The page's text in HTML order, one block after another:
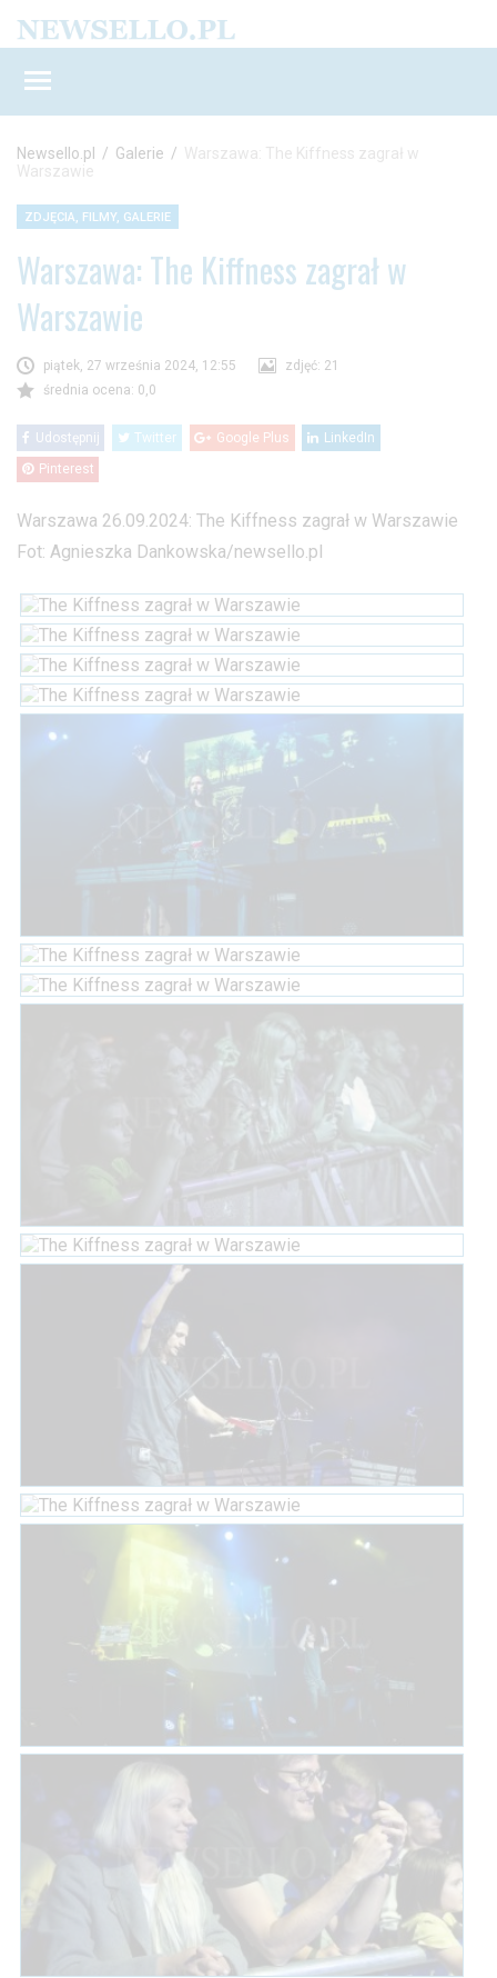
Newsello.pl / Galerie / Warszawa: The Kiffness zagrał w
Warszawie
ZDJĘCIA, FILMY, GALERIE
Warszawa: The Kiffness zagrał w
Warszawie
piątek, 27 września 2024, 12:55
zdjęć: 21
średnia ocena: 0,0
Udostępnij Twitter Google Plus LinkedIn
Pinterest
Warszawa 26.09.2024: The Kiffness zagrał w Warszawie
Fot: Agnieszka Dankowska/newsello.pl